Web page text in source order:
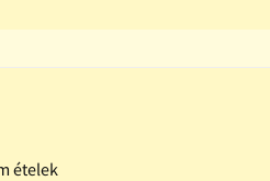
ételek